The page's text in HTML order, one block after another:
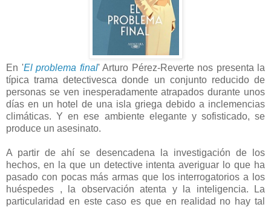
En 'El problema final' Arturo Pérez-Reverte nos presenta la
típica trama detectivesca donde un conjunto reducido de
personas se ven inesperadamente atrapados durante unos
días en un hotel de una isla griega debido a inclemencias
climáticas. Y en ese ambiente elegante y sofisticado, se
produce un asesinato.
A partir de ahí se desencadena la investigación de los
hechos, en la que un detective intenta averiguar lo que ha
pasado con pocas más armas que los interrogatorios a los
huéspedes , la observación atenta y la inteligencia. La
particularidad en este caso es que en realidad no hay tal